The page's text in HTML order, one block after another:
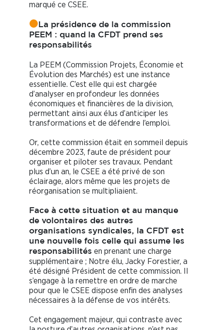
marqué ce CSEE.
La présidence de la commission
PEEM : quand la CFDT prend ses
responsabilités
La PEEM (Commission Projets, Économie et
Évolution des Marchés) est une instance
essentielle. C’est elle qui est chargée
d’analyser en profondeur les données
économiques et financières de la division,
permettant ainsi aux élus d’anticiper les
transformations et de défendre l’emploi.
Or, cette commission était en sommeil depuis
décembre 2023, faute de président pour
organiser et piloter ses travaux. Pendant
plus d’un an, le CSEE a été privé de son
éclairage, alors même que les projets de
réorganisation se multipliaient.
Face à cette situation et au manque
de volontaires des autres
organisations syndicales, la CFDT est
une nouvelle fois celle qui assume les
responsabilités en prenant une charge
supplémentaire ; Notre élu, Jacky Forestier, a
été désigné Président de cette commission. Il
s’engage à la remettre en ordre de marche
pour que le CSEE dispose enfin des analyses
nécessaires à la défense de vos intérêts.
Cet engagement majeur, qui contraste avec